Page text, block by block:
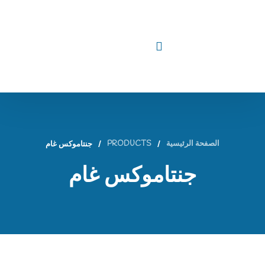
الصفحة الرئيسية /
PRODUCTS
/ جنتاموكس غام
جنتاموكس غام